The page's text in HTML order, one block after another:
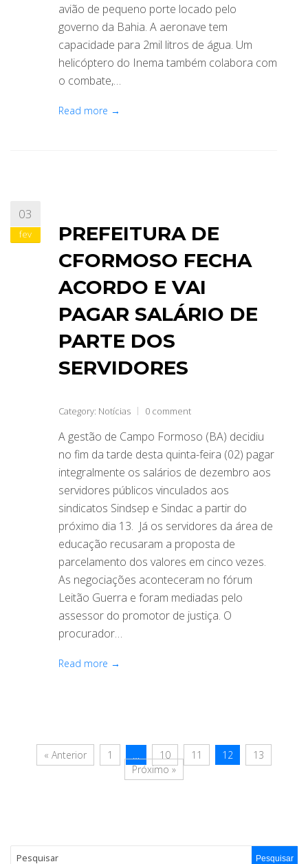
avião de pequeno porte locado pelo
governo da Bahia. A aeronave tem
capacidade para 2mil litros de água. Um
helicóptero do Inema também colabora com
o combate,…
Read more →
03
fev
PREFEITURA DE
CFORMOSO FECHA
ACORDO E VAI
PAGAR SALÁRIO DE
PARTE DOS
SERVIDORES
Category: Notícias 0 comment
A gestão de Campo Formoso (BA) decidiu
no fim da tarde desta quinta-feira (02) pagar
integralmente os salários de dezembro aos
servidores públicos vinculados aos
sindicatos Sindsep e Sindac a partir do
próximo dia 13. Já os servidores da área de
educação recusaram a proposta de
parcelamento dos valores em cinco vezes.
As negociações aconteceram no fórum
Leitão Guerra e foram mediadas pelo
assessor do promotor de justiça. O
procurador…
Read more →
« Anterior 1 … 10 11 12
13
Próximo »